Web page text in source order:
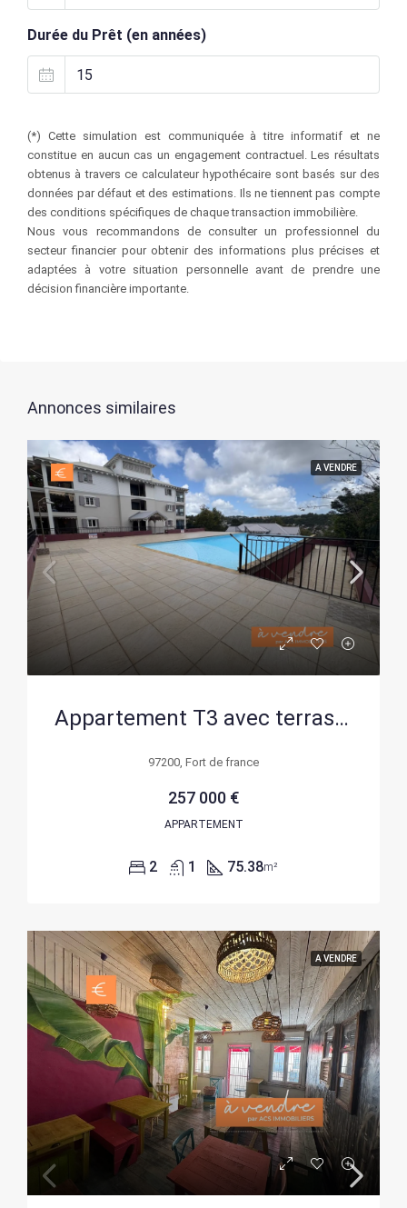
Durée du Prêt (en années)
(*) Cette simulation est communiquée à titre informatif et ne
constitue en aucun cas un engagement contractuel. Les résultats
obtenus à travers ce calculateur hypothécaire sont basés sur des
données par défaut et des estimations. Ils ne tiennent pas compte
des conditions spécifiques de chaque transaction immobilière.
Nous vous recommandons de consulter un professionnel du
secteur financier pour obtenir des informations plus précises et
adaptées à votre situation personnelle avant de prendre une
décision financière importante.
Annonces similaires
A VENDRE
Appartement T3 avec terrasse, parking et piscine à Fort de France
97200, Fort de france
257 000 €
APPARTEMENT
2 1 75.38m²
A VENDRE